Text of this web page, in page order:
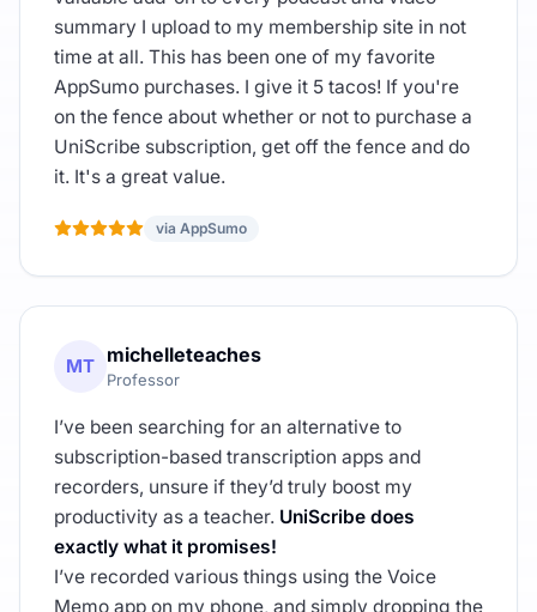
summary I upload to my membership site in not
time at all. This has been one of my favorite
AppSumo purchases. I give it 5 tacos! If you're
on the fence about whether or not to purchase a
UniScribe subscription, get off the fence and do
it. It's a great value.
via AppSumo
MT michelleteaches
Professor
I’ve been searching for an alternative to
subscription-based transcription apps and
recorders, unsure if they’d truly boost my
productivity as a teacher. UniScribe does
exactly what it promises!
I’ve recorded various things using the Voice
Memo app on my phone, and simply dropping the